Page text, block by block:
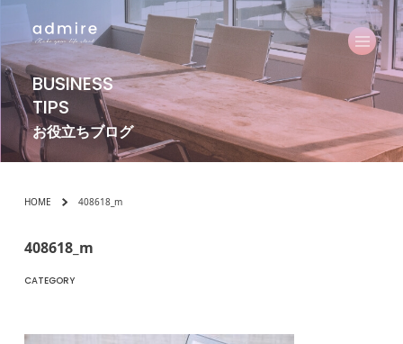
BUSINESS
TIPS
お役立ちブログ
HOME 408618_m
408618_m
CATEGORY